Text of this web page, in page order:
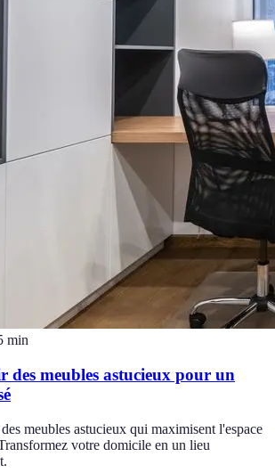
min
des meubles astucieux pour un
meubles astucieux qui maximisent l'espace
votre domicile en un lieu